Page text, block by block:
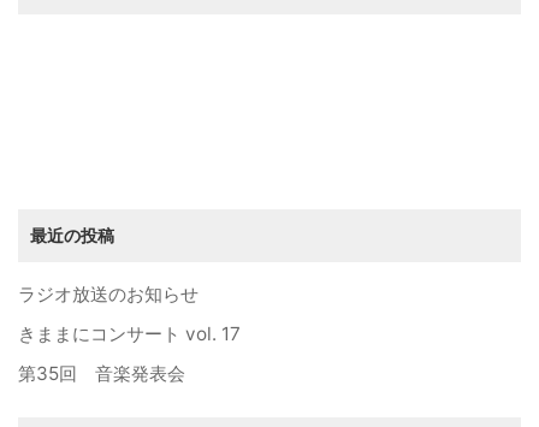
最近の投稿
ラジオ放送のお知らせ
きままにコンサート vol. 17
第35回 音楽発表会